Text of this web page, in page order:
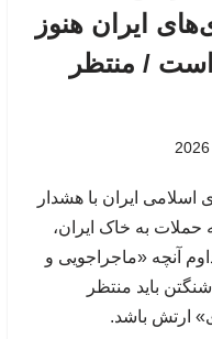
ایران هنوز
/ منتظر
ایران با هشدار
حملات به خاک ایران،
آنچه «ماجراجویی و
باید منتظر
ارتش باشد.